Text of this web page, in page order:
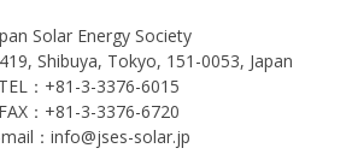
Solar Energy Society
Shibuya, Tokyo, 151-0053, Japan
TEL：+81-3-3376-6015
FAX：+81-3-3376-6720
mail：info@jses-solar.jp